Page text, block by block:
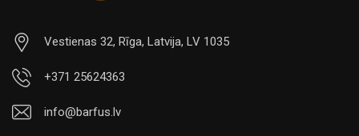
Vestienas 32, Rīga, Latvija, LV 1035
+371 25624363
info@barfus.lv